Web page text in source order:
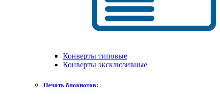
Конверты типовые
Конверты эксклюзивные
Печать блокнотов: